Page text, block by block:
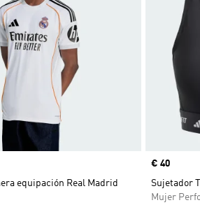
equipación Real Madrid
Precio
€ 40
Sujetador
Mujer